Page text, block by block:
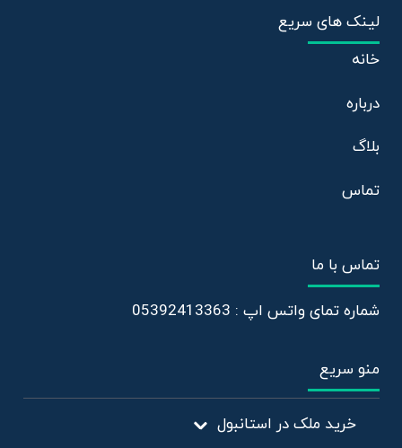
لینک های سریع
خانه
درباره
بلاگ
تماس
تماس با ما
شماره تمای واتس اپ : 05392413363
منو سریع
خرید ملک در استانبول